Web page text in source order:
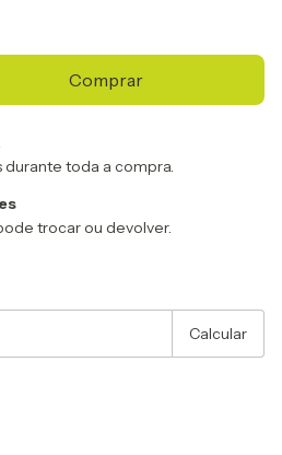
durante toda a compra.
trocar ou devolver.
Calcular